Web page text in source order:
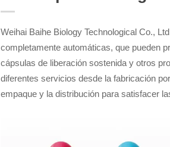
Weihai Baihe Biology Technological Co.,
completamente automáticas, que pueden
cápsulas de liberación sostenida y otros
diferentes servicios desde la fabricación
empaque y la distribución para satisfacer